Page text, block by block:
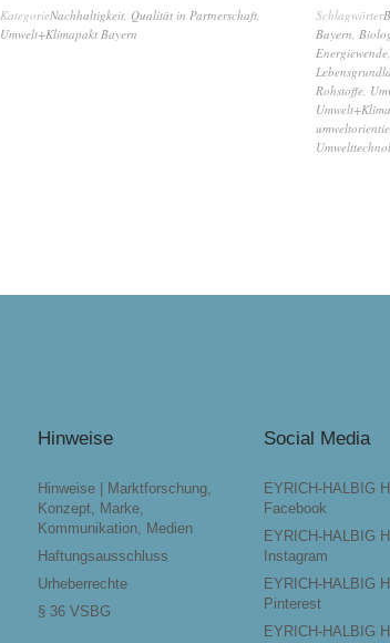
KategorieNachhaltigkeit Qualität in Partnerschaft
Umwelt+Klimapakt Bayern
Schlagwörter
Bayern
Energiewende
Rohstoffe
Hinweise
Hinweise | Marktforschung,
Konzept, Marke,
Kommunikation, Medien
Haftungsausschluss
Urheberrechte
§ 36 VSBG
Social Media
EYRICH-HALBIG
Facebook
EYRICH-HALBIG
Instagram
EYRICH-HALBIG
Pinterest
EYRICH-HALBIG